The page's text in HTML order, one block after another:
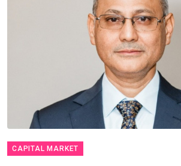
CAPITAL MARKET